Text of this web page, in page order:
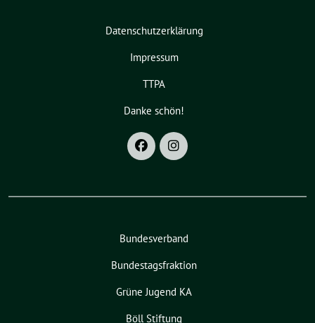
Datenschutzerklärung
Impressum
TTPA
Danke schön!
Bundesverband
Bundestagsfraktion
Grüne Jugend KA
Böll Stiftung